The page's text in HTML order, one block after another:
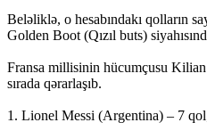
Beləliklə, o hesabındakı qolların
Golden Boot (Qızıl buts)
Fransa millisinin hücumçusu
sırada qərarlaşıb.
1. Lionel Messi (Argentina) – 7